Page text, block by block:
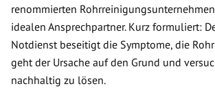
renommierten
idealen Ansprechpartner. Kurz formuliert:
Notdienst beseitigt die Symptome, die
geht der Ursache auf den Grund und
nachhaltig zu lösen.